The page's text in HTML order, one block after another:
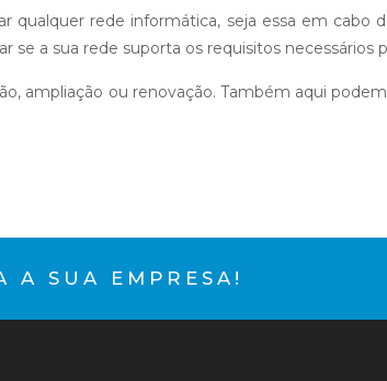
qualquer rede informática, seja essa em
se a sua rede suporta os requisitos
ampliação ou renovação. Também aqui
A SUA EMPRESA!